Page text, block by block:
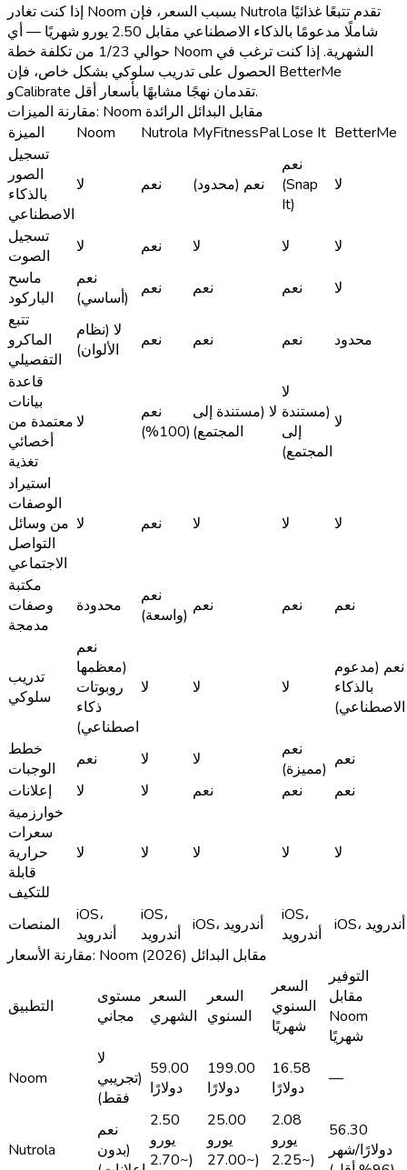
إذا كنت تغادر Noom بسبب السعر، فإن Nutrola تقدم تتبعًا غذائيًا
شاملًا مدعومًا بالذكاء الاصطناعي مقابل 2.50 يورو شهريًا — أي
حوالي 1/23 من تكلفة خطة Noom الشهرية. إذا كنت ترغب في
الحصول على تدريب سلوكي بشكل خاص، فإن BetterMe
وCalibrate تقدمان نهجًا مشابهًا بأسعار أقل.
مقارنة الميزات: Noom مقابل البدائل الرائدة
الميزة
Noom Nutrola MyFitnessPalLose It BetterMe
تسجيل
الصور
بالذكاء
الاصطناعي
لا نعم نعم (محدود)
نعم
(Snap
It)
لا
تسجيل
الصوت
لا نعم لا لا
لا
ماسح
الباركود
نعم
(أساسي)
نعم نعم نعم
لا
تتبع
الماكرو
التفصيلي
لا (نظام
الألوان)
نعم نعم نعم محدود
قاعدة
بيانات
معتمدة من
أخصائي
تغذية
لا
نعم
(100%)
لا (مستندة إلى
المجتمع)
لا
(مستندة
إلى
المجتمع)
لا
استيراد
الوصفات
من وسائل
التواصل
الاجتماعي
لا نعم لا لا لا
مكتبة
وصفات
مدمجة
محدودة
نعم
(واسعة) نعم نعم نعم
تدريب
سلوكي
نعم
(معظمها
روبوتات
ذكاء
اصطناعي)
لا لا لا
نعم (مدعوم
بالذكاء
الاصطناعي)
خطط
الوجبات
نعم لا لا
نعم
(مميزة) نعم
إعلانات
لا لا نعم نعم
نعم
خوارزمية
سعرات
حرارية
قابلة
للتكيف
لا لا لا لا لا
المنصات
iOS،
أندرويد
iOS،
أندرويد
iOS، أندرويد
iOS،
أندرويد
iOS، أندرويد
مقارنة الأسعار: Noom مقابل البدائل (2026)
التطبيق
مستوى
مجاني
السعر
الشهري
السعر
السنوي
السعر
السنوي
شهريًا
التوفير
مقابل
Noom
شهريًا
Noom
لا
(تجريبي
فقط)
59.00
دولارًا
199.00
دولارًا
16.58
دولارًا
—
Nutrola
نعم
(بدون
2.50
يورو
(~2.70
25.00
يورو
(~27.00
2.08
يورو
(~2.25
56.30
دولارًا/شهر